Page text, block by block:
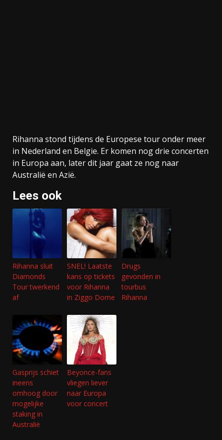
Rihanna stond tijdens de Europese tour onder meer
in Nederland en Belgie. Er komen nog drie concerten
in Europa aan, later dit jaar gaat ze nog naar
Australië en Azië.
Lees ook
Rihanna sluit
Diamonds
Tour twerkend
af
SNEL! Laatste
kans op tickets
voor Rihanna
in Ziggo Dome
Drugs
gevonden in
tourbus
Rihanna
Gasprijs schiet
ineens
omhoog door
mogelijke
staking in
Australië
Beyonce-fans
vliegen liever
naar Europa
voor concert